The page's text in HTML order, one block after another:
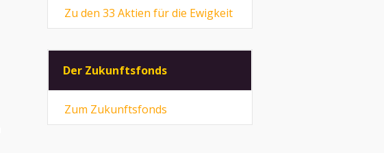
Zu den 33 Aktien für die Ewigkeit
Der Zukunftsfonds
Zum Zukunftsfonds